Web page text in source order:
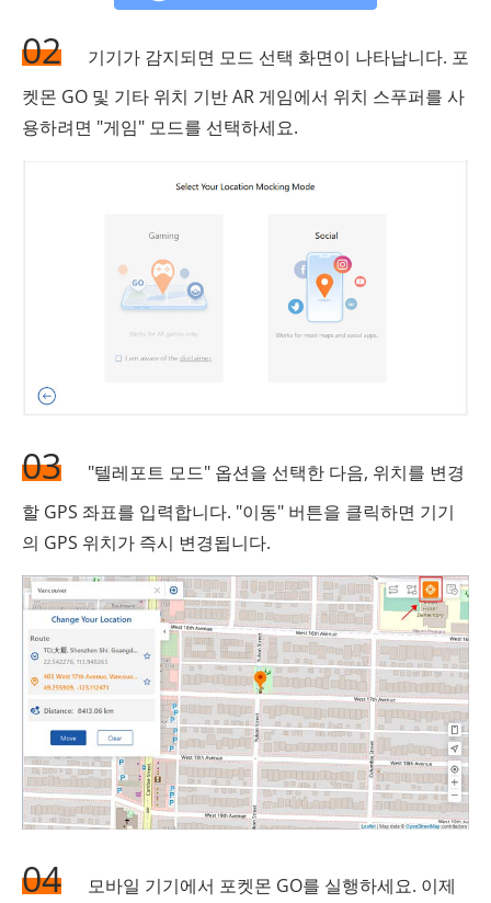
02
기기가 감지되면 모드 선택 화면이 나타납니다. 포
켓몬 GO 및 기타 위치 기반 AR 게임에서 위치 스푸퍼를 사
용하려면 "게임" 모드를 선택하세요.
03
"텔레포트 모드" 옵션을 선택한 다음, 위치를 변경
할 GPS 좌표를 입력합니다. "이동" 버튼을 클릭하면 기기
의 GPS 위치가 즉시 변경됩니다.
04
모바일 기기에서 포켓몬 GO를 실행하세요. 이제